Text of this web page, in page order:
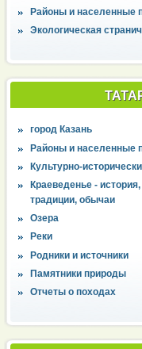
Районы и населенные
Экологическая
город Казань
Районы и населенные
Культурно-
Краеведенье - история,
традиции, обычаи
Озера
Реки
Родники и источники
Памятники природы
Отчеты о походах